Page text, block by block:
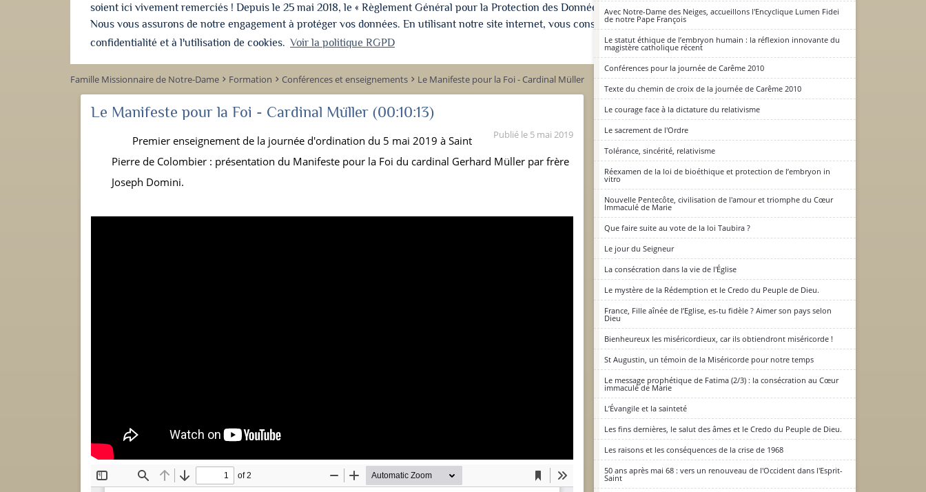
soient ici vivement remerciés ! Depuis le 25 mai 2018, le « Règlement Général pour la Protection des Données » (RGPD) est entré en vigueur.
Nous vous assurons de notre engagement à protéger vos données. En utilisant notre site internet, vous consentez à notre politique de
confidentialité et à l'utilisation de cookies. Voir la politique RGPD
D'accord
Famille Missionnaire de Notre-Dame keyboard_arrow_right Formation keyboard_arrow_right Conférences et enseignements keyboard_arrow_right Le Manifeste pour la Foi - Cardinal Müller
Le Manifeste pour la Foi - Cardinal Müller (00:10:13)
Publié le 5 mai 2019
Premier enseignement de la journée d'ordination du 5 mai 2019 à Saint
Pierre de Colombier : présentation du Manifeste pour la Foi du cardinal Gerhard Müller par frère
Joseph Domini.
Avec Notre-Dame des Neiges, accueillons l'Encyclique Lumen Fidei
de notre Pape François
Le statut éthique de l’embryon humain : la réflexion innovante du
magistère catholique récent
Conférences pour la journée de Carême 2010
Texte du chemin de croix de la journée de Carême 2010
Le courage face à la dictature du relativisme
Le sacrement de l'Ordre
Tolérance, sincérité, relativisme
Réexamen de la loi de bioéthique et protection de l’embryon in
vitro
Nouvelle Pentecôte, civilisation de l'amour et triomphe du Cœur
Immaculé de Marie
Que faire suite au vote de la loi Taubira ?
Le jour du Seigneur
La consécration dans la vie de l'Église
Le mystère de la Rédemption et le Credo du Peuple de Dieu.
France, Fille aînée de l’Eglise, es-tu fidèle ? Aimer son pays selon
Dieu
Bienheureux les miséricordieux, car ils obtiendront miséricorde !
St Augustin, un témoin de la Miséricorde pour notre temps
Le message prophétique de Fatima (2/3) : la consécration au Cœur
immaculé de Marie
L’Évangile et la sainteté
Les fins dernières, le salut des âmes et le Credo du Peuple de Dieu.
Les raisons et les conséquences de la crise de 1968
50 ans après mai 68 : vers un renouveau de l'Occident dans l'Esprit-
Saint